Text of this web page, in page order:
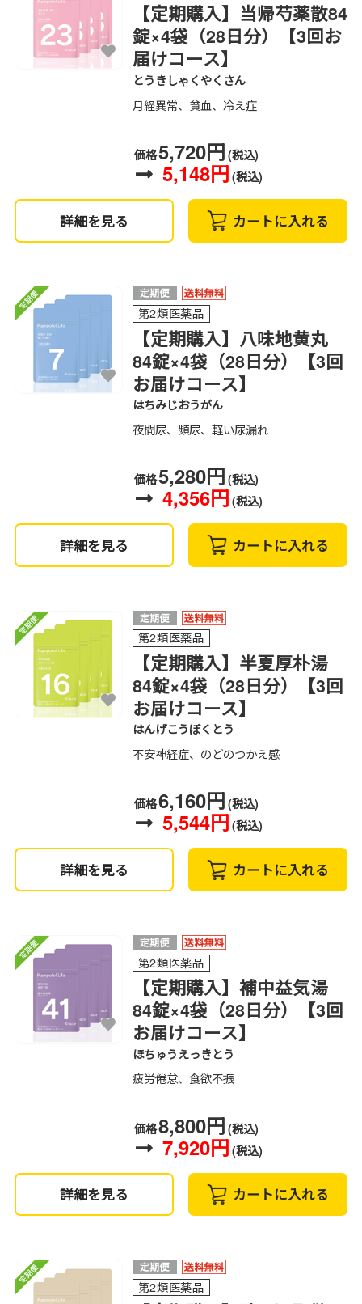
【定期購入】当帰芍薬散84
錠×4袋（28日分）【3回お
届けコース】
とうきしゃくやくさん
月経異常、貧血、冷え症
価格5,720円 (税込)
5,148円 (税込)
詳細を見る カートに入れる
第2類医薬品
【定期購入】八味地黄丸
84錠×4袋（28日分）【3回
お届けコース】
はちみじおうがん
夜間尿、頻尿、軽い尿漏れ
価格5,280円 (税込)
4,356円 (税込)
詳細を見る カートに入れる
第2類医薬品
【定期購入】半夏厚朴湯
84錠×4袋（28日分）【3回
お届けコース】
はんげこうぼくとう
不安神経症、のどのつかえ感
価格6,160円 (税込)
5,544円 (税込)
詳細を見る カートに入れる
第2類医薬品
【定期購入】補中益気湯
84錠×4袋（28日分）【3回
お届けコース】
ほちゅうえっきとう
疲労倦怠、食欲不振
価格8,800円 (税込)
7,920円 (税込)
詳細を見る カートに入れる
第2類医薬品